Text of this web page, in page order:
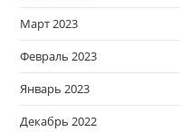
Март 2023
Февраль 2023
Январь 2023
Декабрь 2022